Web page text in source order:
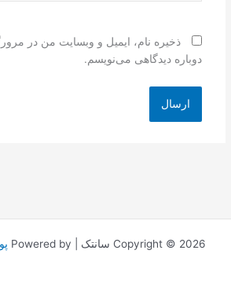
ذخیره نام، ایمیل و وبسایت من در
دوباره دیدگاهی می‌نویسم.
Copyright © 2026 سانتک | Powered by